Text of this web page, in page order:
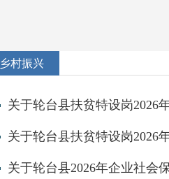
乡村振兴
关于轮台县扶贫特设岗2026
关于轮台县扶贫特设岗2026
关于轮台县2026年企业社会